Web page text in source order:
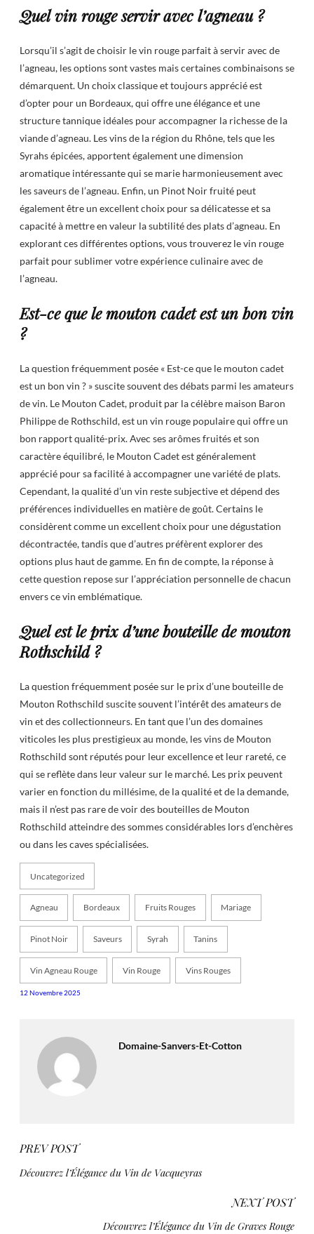
Quel vin rouge servir avec l’agneau ?
Lorsqu’il s’agit de choisir le vin rouge parfait à servir avec de
l’agneau, les options sont vastes mais certaines combinaisons se
démarquent. Un choix classique et toujours apprécié est
d’opter pour un Bordeaux, qui offre une élégance et une
structure tannique idéales pour accompagner la richesse de la
viande d’agneau. Les vins de la région du Rhône, tels que les
Syrahs épicées, apportent également une dimension
aromatique intéressante qui se marie harmonieusement avec
les saveurs de l’agneau. Enfin, un Pinot Noir fruité peut
également être un excellent choix pour sa délicatesse et sa
capacité à mettre en valeur la subtilité des plats d’agneau. En
explorant ces différentes options, vous trouverez le vin rouge
parfait pour sublimer votre expérience culinaire avec de
l’agneau.
Est-ce que le mouton cadet est un bon vin
?
La question fréquemment posée « Est-ce que le mouton cadet
est un bon vin ? » suscite souvent des débats parmi les amateurs
de vin. Le Mouton Cadet, produit par la célèbre maison Baron
Philippe de Rothschild, est un vin rouge populaire qui offre un
bon rapport qualité-prix. Avec ses arômes fruités et son
caractère équilibré, le Mouton Cadet est généralement
apprécié pour sa facilité à accompagner une variété de plats.
Cependant, la qualité d’un vin reste subjective et dépend des
préférences individuelles en matière de goût. Certains le
considèrent comme un excellent choix pour une dégustation
décontractée, tandis que d’autres préfèrent explorer des
options plus haut de gamme. En fin de compte, la réponse à
cette question repose sur l’appréciation personnelle de chacun
envers ce vin emblématique.
Quel est le prix d’une bouteille de mouton
Rothschild ?
La question fréquemment posée sur le prix d’une bouteille de
Mouton Rothschild suscite souvent l’intérêt des amateurs de
vin et des collectionneurs. En tant que l’un des domaines
viticoles les plus prestigieux au monde, les vins de Mouton
Rothschild sont réputés pour leur excellence et leur rareté, ce
qui se reflète dans leur valeur sur le marché. Les prix peuvent
varier en fonction du millésime, de la qualité et de la demande,
mais il n’est pas rare de voir des bouteilles de Mouton
Rothschild atteindre des sommes considérables lors d’enchères
ou dans les caves spécialisées.
Uncategorized
Agneau Bordeaux Fruits Rouges Mariage
Pinot Noir Saveurs Syrah Tanins
Vin Agneau Rouge Vin Rouge Vins Rouges
12 Novembre 2025
Domaine-Sanvers-Et-Cotton
PREV POST
Découvrez l’Élégance du Vin de Vacqueyras
NEXT POST
Découvrez l’Élégance du Vin de Graves Rouge